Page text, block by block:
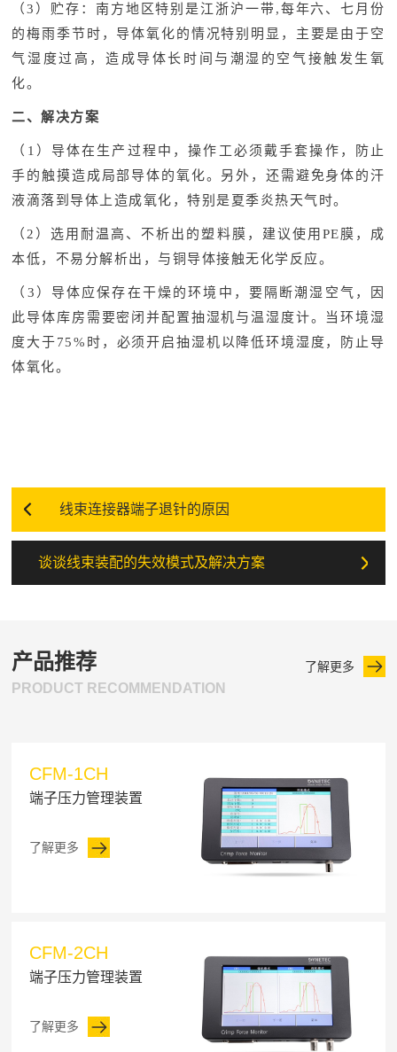
（3）贮存：南方地区特别是江浙沪一带,每年六、七月份
的梅雨季节时，导体氧化的情况特别明显，主要是由于空
气湿度过高，造成导体长时间与潮湿的空气接触发生氧
化。
二、解决方案
（1）导体在生产过程中，操作工必须戴手套操作，防止
手的触摸造成局部导体的氧化。另外，还需避免身体的汗
液滴落到导体上造成氧化，特别是夏季炎热天气时。
（2）选用耐温高、不析出的塑料膜，建议使用PE膜，成
本低，不易分解析出，与铜导体接触无化学反应。
（3）导体应保存在干燥的环境中，要隔断潮湿空气，因
此导体库房需要密闭并配置抽湿机与温湿度计。当环境湿
度大于75%时，必须开启抽湿机以降低环境湿度，防止导
体氧化。
线束连接器端子退针的原因
谈谈线束装配的失效模式及解决方案
产品推荐
PRODUCT RECOMMENDATION
了解更多
CFM-1CH
端子压力管理装置
了解更多
CFM-2CH
端子压力管理装置
了解更多